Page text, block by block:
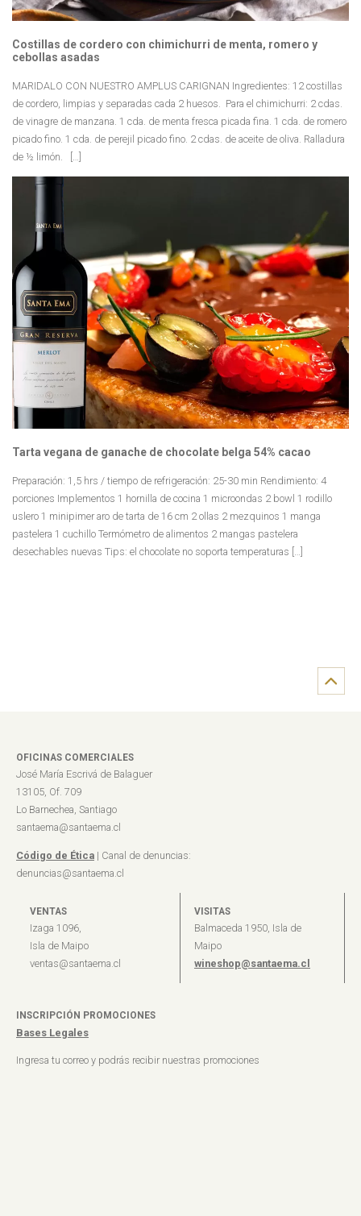
Costillas de cordero con chimichurri de menta, romero y
cebollas asadas
MARIDALO CON NUESTRO AMPLUS CARIGNAN Ingredientes: 12 costillas
de cordero, limpias y separadas cada 2 huesos. Para el chimichurri: 2 cdas.
de vinagre de manzana. 1 cda. de menta fresca picada fina. 1 cda. de romero
picado fino. 1 cda. de perejil picado fino. 2 cdas. de aceite de oliva. Ralladura
de ½ limón. […]
Tarta vegana de ganache de chocolate belga 54% cacao
Preparación: 1,5 hrs / tiempo de refrigeración: 25-30 min Rendimiento: 4
porciones Implementos 1 hornilla de cocina 1 microondas 2 bowl 1 rodillo
uslero 1 minipimer aro de tarta de 16 cm 2 ollas 2 mezquinos 1 manga
pastelera 1 cuchillo Termómetro de alimentos 2 mangas pastelera
desechables nuevas Tips: el chocolate no soporta temperaturas […]
OFICINAS COMERCIALES
José María Escrivá de Balaguer
13105, Of. 709
Lo Barnechea, Santiago
santaema@santaema.cl
Código de Ética | Canal de denuncias:
denuncias@santaema.cl
VENTAS
Izaga 1096,
Isla de Maipo
ventas@santaema.cl
VISITAS
Balmaceda 1950, Isla de
Maipo
wineshop@santaema.cl
INSCRIPCIÓN PROMOCIONES
Bases Legales
Ingresa tu correo y podrás recibir nuestras promociones